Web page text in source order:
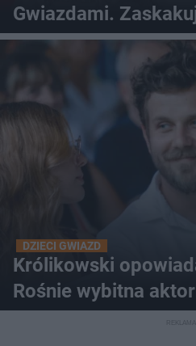
Gwiazdami.
DZIECI GWIAZD
Królikowski
Rośnie wybitna